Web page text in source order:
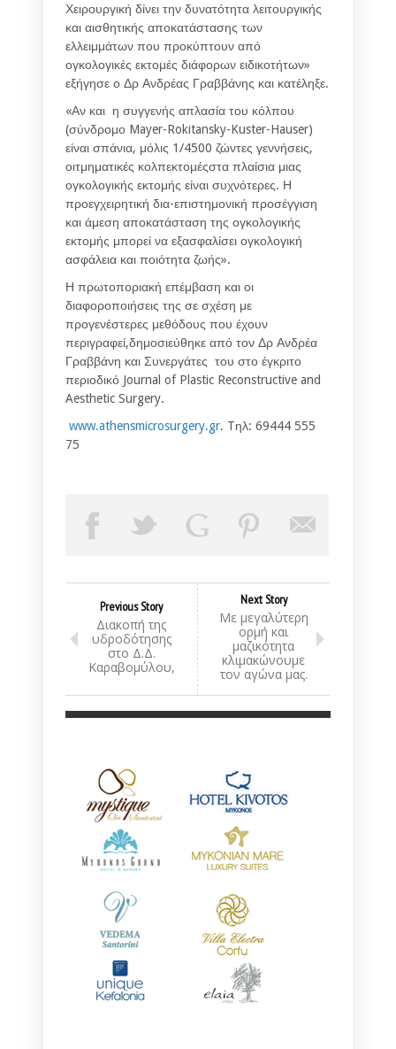
Χειρουργική δίνει την δυνατότητα λειτουργικής
και αισθητικής αποκατάστασης των
ελλειμμάτων που προκύπτουν από
ογκολογικές εκτομές διάφορων ειδικοτήτων»
εξήγησε ο Δρ Ανδρέας Γραββάνης και κατέληξε.
«Αν και η συγγενής απλασία του κόλπου
(σύνδρομο Mayer-Rokitansky-Kuster-Hauser)
είναι σπάνια, μόλις 1/4500 ζώντες γεννήσεις,
οιτμηματικές κολπεκτομέςστα πλαίσια μιας
ογκολογικής εκτομής είναι συχνότερες. Η
προεγχειρητική δια-επιστημονική προσέγγιση
και άμεση αποκατάσταση της ογκολογικής
εκτομής μπορεί να εξασφαλίσει ογκολογική
ασφάλεια και ποιότητα ζωής».
Η πρωτοποριακή επέμβαση και οι
διαφοροποιήσεις της σε σχέση με
προγενέστερες μεθόδους που έχουν
περιγραφεί,δημοσιεύθηκε από τον Δρ Ανδρέα
Γραββάνη και Συνεργάτες του στο έγκριτο
περιοδικό Journal of Plastic Reconstructive and
Aesthetic Surgery.
www.athensmicrosurgery.gr. Tηλ: 69444 555
75
Previous Story
Διακοπή της
υδροδότησης
στο Δ.Δ.
Καραβομύλου,
Next Story
Με μεγαλύτερη
ορμή και
μαζικότητα
κλιμακώνουμε
τον αγώνα μας.